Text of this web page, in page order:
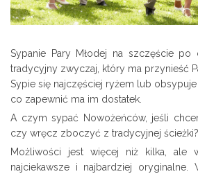
Sypanie Pary Młodej na szczęście po
tradycyjny zwyczaj, który ma przynieść
Sypie się najczęściej ryżem lub obsypuje
co zapewnić ma im dostatek.
A czym sypać Nowożeńców, jeśli
czy wręcz zboczyć z tradycyjnej ścieżki?
Możliwości jest więcej niż kilka, ale
najciekawsze i najbardziej oryginalne.